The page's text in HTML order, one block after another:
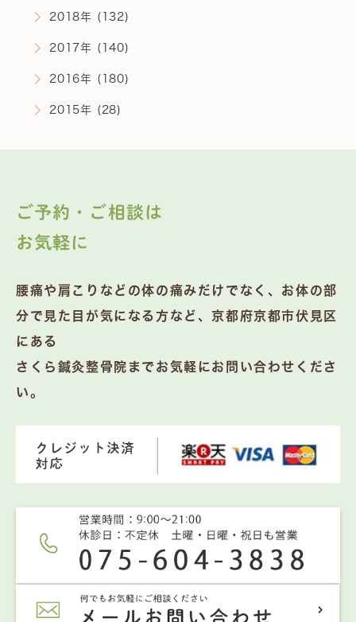
2018年 (132)
2017年 (140)
2016年 (180)
2015年 (28)
ご予約・ご相談は
お気軽に
腰痛や肩こりなどの体の痛みだけでなく、お体の部
分で見た目が気になる方など、京都府京都市伏見区
にある
さくら鍼灸整骨院までお気軽にお問い合わせくださ
い。